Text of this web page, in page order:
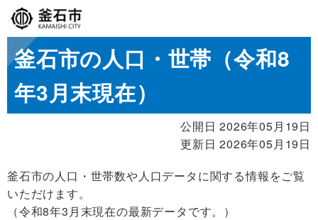
釜石市の人口・世帯（令和8
年3月末現在）
公開日 2026年05月19日
更新日 2026年05月19日
釜石市の人口・世帯数や人口データに関する情報をご覧
いただけます。
（令和8年3月末現在の最新データです。）